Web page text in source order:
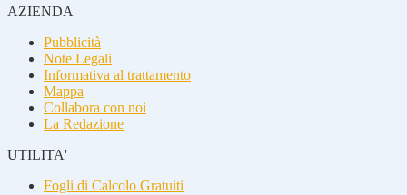
AZIENDA
Pubblicità
Note Legali
Informativa al trattamento
Mappa
Collabora con noi
La Redazione
UTILITA'
Fogli di Calcolo Gratuiti